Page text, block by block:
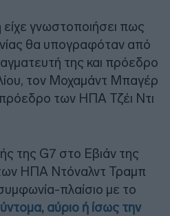
γνωστοποιήσει πως
θα υπογραφόταν από
της και πρόεδρο
τον Μοχαμάντ Μπαγέρ
των ΗΠΑ Τζέι Ντι
της G7 στο Εβιάν της
ΗΠΑ Ντόναλντ Τραμπ
πλαίσιο με το
αύριο ή ίσως την